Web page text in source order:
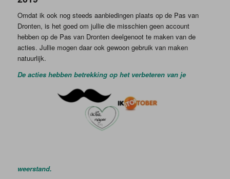
Omdat ik ook nog steeds aanbiedingen plaats op de Pas van
Dronten, is het goed om jullie die misschien geen account
hebben op de Pas van Dronten deelgenoot te maken van de
acties. Jullie mogen daar ook gewoon gebruik van maken
natuurlijk.
De acties hebben betrekking op het verbeteren van je
weerstand.